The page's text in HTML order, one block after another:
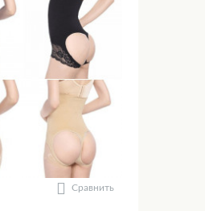
Сравнить